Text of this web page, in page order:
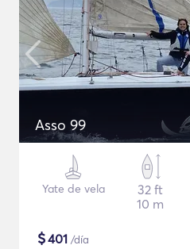
Asso 99
Yate de vela
32 ft
10 m
$401 /día